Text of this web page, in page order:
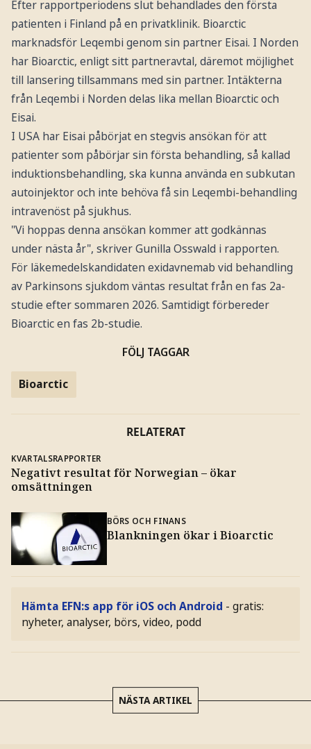
Efter rapportperiodens slut behandlades den första
patienten i Finland på en privatklinik. Bioarctic
marknadsför Leqembi genom sin partner Eisai. I Norden
har Bioarctic, enligt sitt partneravtal, däremot möjlighet
till lansering tillsammans med sin partner. Intäkterna
från Leqembi i Norden delas lika mellan Bioarctic och
Eisai.
I USA har Eisai påbörjat en stegvis ansökan för att
patienter som påbörjar sin första behandling, så kallad
induktionsbehandling, ska kunna använda en subkutan
autoinjektor och inte behöva få sin Leqembi-behandling
intravenöst på sjukhus.
"Vi hoppas denna ansökan kommer att godkännas
under nästa år", skriver Gunilla Osswald i rapporten.
För läkemedelskandidaten exidavnemab vid behandling
av Parkinsons sjukdom väntas resultat från en fas 2a-
studie efter sommaren 2026. Samtidigt förbereder
Bioarctic en fas 2b-studie.
FÖLJ TAGGAR
Bioarctic
RELATERAT
KVARTALSRAPPORTER
Negativt resultat för Norwegian – ökar
omsättningen
BÖRS OCH FINANS
Blankningen ökar i Bioarctic
Hämta EFN:s app för iOS och Android - gratis:
nyheter, analyser, börs, video, podd
NÄSTA ARTIKEL